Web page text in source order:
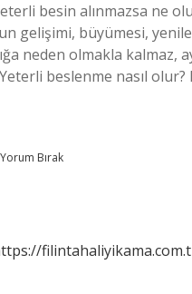
besin alınmazsa ne
gelişimi, büyümesi,
neden olmakla kalmaz,
beslenme nasıl
Yorum Bırak